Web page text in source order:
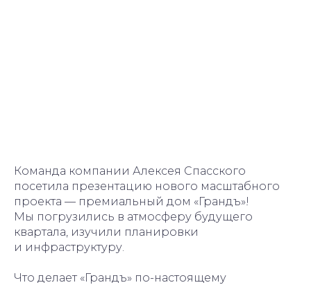
Команда компании Алексея Спасского
посетила презентацию нового масштабного
проекта — премиальный дом «Грандъ»!
Мы погрузились в атмосферу будущего
квартала, изучили планировки
и инфраструктуру.
Что делает «Грандъ» по-настоящему